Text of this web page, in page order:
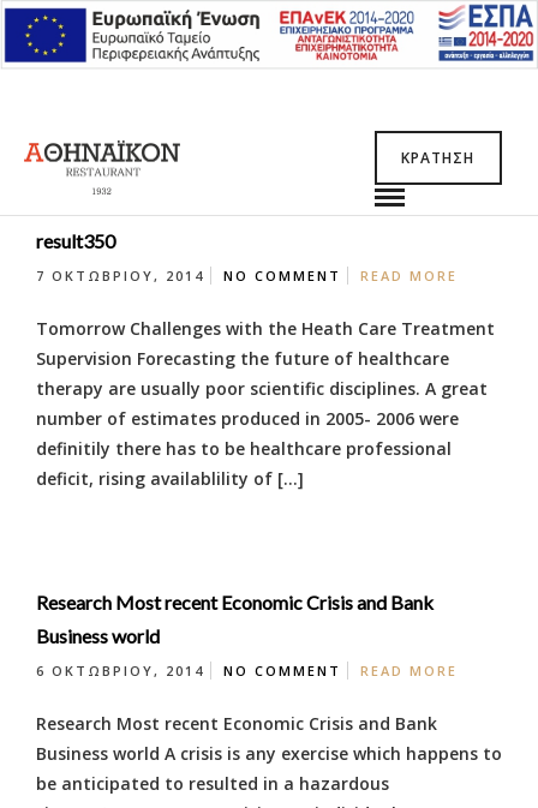
ΚΡΆΤΗΣΗ
result350
7 ΟΚΤΩΒΡΊΟΥ, 2014 NO COMMENT READ MORE
Tomorrow Challenges with the Heath Care Treatment
Supervision Forecasting the future of healthcare
therapy are usually poor scientific disciplines. A great
number of estimates produced in 2005- 2006 were
definitily there has to be healthcare professional
deficit, rising availablility of […]
Research Most recent Economic Crisis and Bank
Business world
6 ΟΚΤΩΒΡΊΟΥ, 2014 NO COMMENT READ MORE
Research Most recent Economic Crisis and Bank
Business world A crisis is any exercise which happens to
be anticipated to resulted in a hazardous